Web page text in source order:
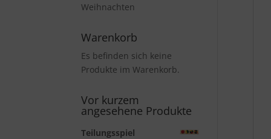
Weihnachten
Warenkorb
Es befinden sich keine
Produkte im Warenkorb.
Vor kurzem
angesehene Produkte
Teilungsspiel